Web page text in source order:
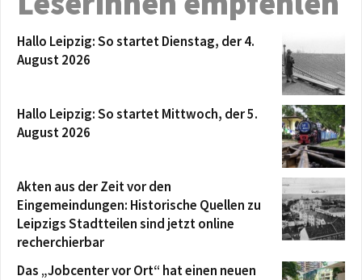
Hallo Leipzig: So startet Dienstag, der 4.
August 2026
Hallo Leipzig: So startet Mittwoch, der 5.
August 2026
Akten aus der Zeit vor den
Eingemeindungen: Historische Quellen zu
Leipzigs Stadtteilen sind jetzt online
recherchierbar
Das „Jobcenter vor Ort“ hat einen neuen